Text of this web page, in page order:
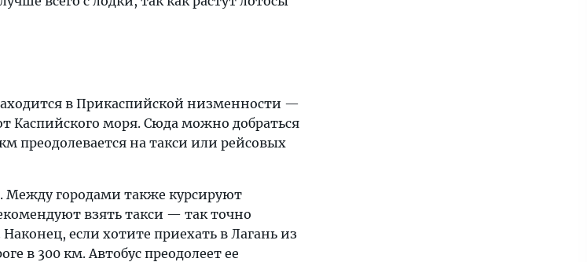
в Прикаспийской низменности —
Каспийского моря. Сюда можно добраться
преодолевается на такси или рейсовых
Между городами также курсируют
взять такси — так точно
если хотите приехать в Лагань из
в 300 км. Автобус преодолеет ее